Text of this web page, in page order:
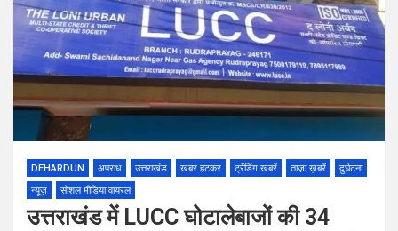
DEHARDUN अपराध उत्तराखंड खबर हटकर ट्रेंडिंग खबरें ताज़ा ख़बरें
दुर्घटना
न्यूज़
सोशल मीडिया वायरल
उत्तराखंड में LUCC घोटालेबाजों की 34